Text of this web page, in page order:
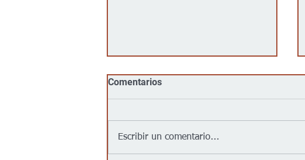
Comentarios
Escribir un comentario...